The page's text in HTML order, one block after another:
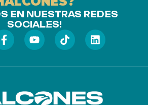
EN NUESTRAS REDES
SOCIALES!